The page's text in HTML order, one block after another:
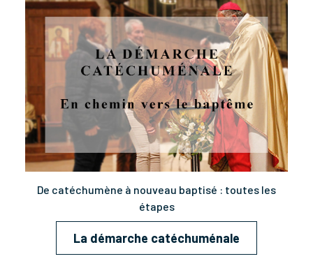
De catéchumène à nouveau baptisé : toutes les
étapes
La démarche catéchuménale